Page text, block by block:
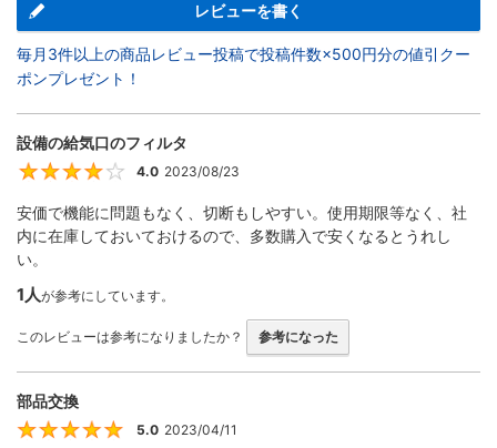
レビューを書く
毎月3件以上の商品レビュー投稿で投稿件数×500円分の値引クー
ポンプレゼント！
設備の給気口のフィルタ
4
4.0 2023/08/23
安価で機能に問題もなく、切断もしやすい。使用期限等なく、社
内に在庫しておいておけるので、多数購入で安くなるとうれし
い。
1人が参考にしています。
このレビューは参考になりましたか？ 参考になった
部品交換
5
5.0 2023/04/11